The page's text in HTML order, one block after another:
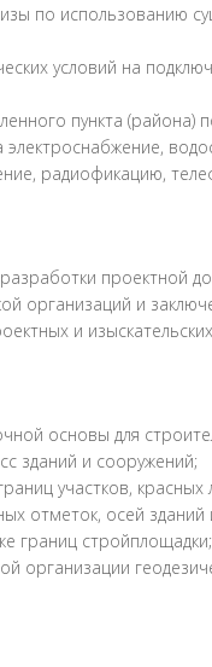
по использованию
условий на
пункта (района)
электроснабжение,
радиофикацию,
проектной
организаций и
и
основы для
зданий и сооружений;
участков, красных
отметок, осей
границ стройплощадки;
организации